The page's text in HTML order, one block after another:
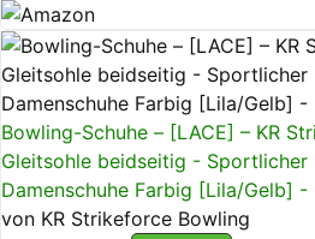
Bowling-Schuhe – [LACE] – KR
Gleitsohle beidseitig - Sportlicher
Damenschuhe Farbig [Lila/Gelb] -
von KR Strikeforce Bowling